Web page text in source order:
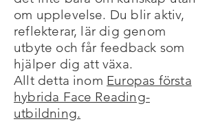
om upplevelse. Du blir aktiv,
reflekterar, lär dig genom
utbyte och får feedback som
hjälper dig att växa.
Allt detta inom Europas första
hybrida Face Reading-
utbildning.